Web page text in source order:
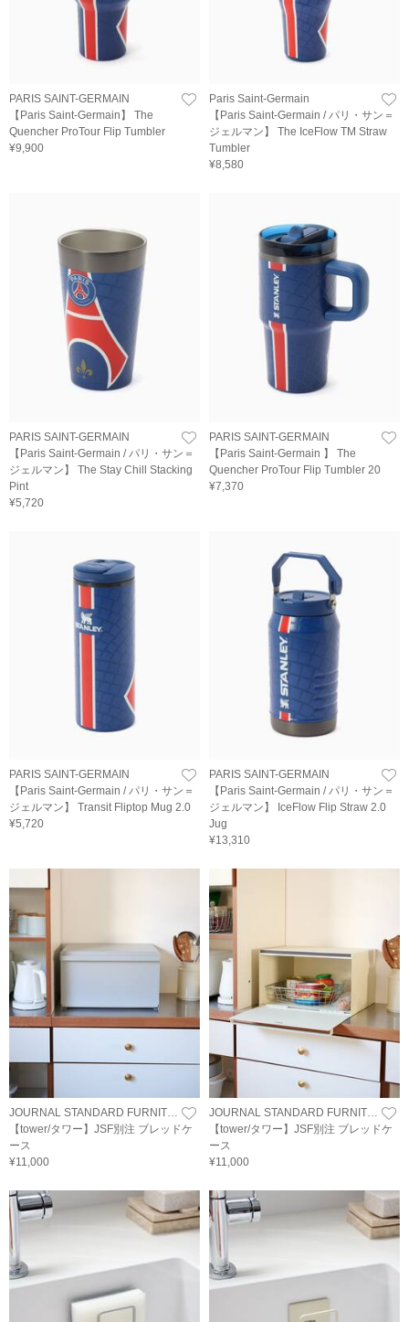
PARIS SAINT-GERMAIN
【Paris Saint-Germain】 The
Quencher ProTour Flip Tumbler
¥9,900
Paris Saint-Germain
【Paris Saint-Germain / パリ・サン＝
ジェルマン】 The IceFlow TM Straw
Tumbler
¥8,580
PARIS SAINT-GERMAIN
【Paris Saint-Germain / パリ・サン＝
ジェルマン】 The Stay Chill Stacking
Pint
¥5,720
PARIS SAINT-GERMAIN
【Paris Saint-Germain 】 The
Quencher ProTour Flip Tumbler 20
¥7,370
PARIS SAINT-GERMAIN
【Paris Saint-Germain / パリ・サン＝
ジェルマン】 Transit Fliptop Mug 2.0
¥5,720
PARIS SAINT-GERMAIN
【Paris Saint-Germain / パリ・サン＝
ジェルマン】 IceFlow Flip Straw 2.0
Jug
¥13,310
【tower/タワー】JSF別注 ブレッドケ
ース
¥11,000
【tower/タワー】JSF別注 ブレッドケ
ース
¥11,000